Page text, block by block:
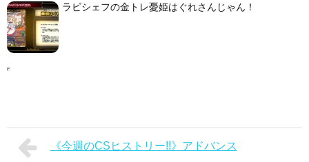
ラビシェフの金トレ憂姫はぐれさんじゃん！
《今週のCSヒストリー!!》アドバンス